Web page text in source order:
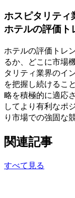
ホスピタリティ
ホテルの評価ト
ホテルの評価トレ
るか、どこに市場
タリティ業界のイ
を把握し続けるこ
略を積極的に適応
してより有利なポ
り市場での強固な
関連記事
すべて見る